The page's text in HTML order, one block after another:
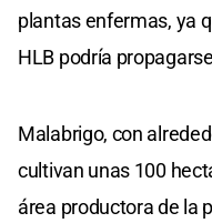
plantas enfermas, ya
HLB podría
Malabrigo, con
cultivan unas 100
área productora de la